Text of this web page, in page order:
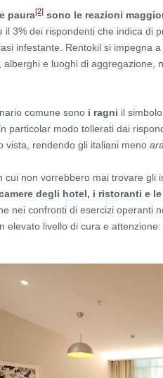
paura[2] sono le reazioni
il 3% dei rispondenti che indica di
infestante. Rentokil si impegna
alberghi e luoghi di aggregazione,
comune sono i ragni il
particolar modo tollerati dai
vista, rendendo gli italiani meno
cui non vorrebbero mai trovare gli
degli hotel, i ristoranti e
nei confronti di esercizi operanti
elevato livello di cura e attenzione.